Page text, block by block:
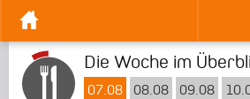
Die Woche im
07.08 08.08 09.08